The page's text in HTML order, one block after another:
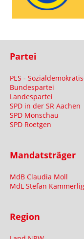
Partei
PES -
Bundespartei
Landespartei
SPD in der SR Aachen
SPD Monschau
SPD Roetgen
Mandatsträger
MdB Claudia Moll
MdL Stefan Kämmerlig
Region